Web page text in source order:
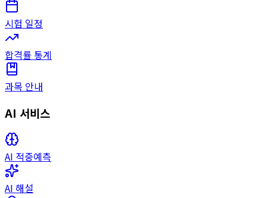
시험 일정
합격률 통계
과목 안내
AI 서비스
AI 적중예측
AI 해설